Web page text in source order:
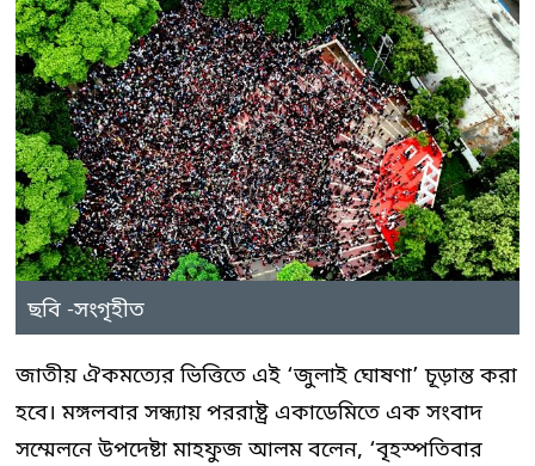
ছবি -সংগৃহীত
জাতীয় ঐকমত্যের ভিত্তিতে এই ‘জুলাই ঘোষণা’ চূড়ান্ত করা
হবে। মঙ্গলবার সন্ধ্যায় পররাষ্ট্র একাডেমিতে এক সংবাদ
সম্মেলনে উপদেষ্টা মাহফুজ আলম বলেন, ‘বৃহস্পতিবার